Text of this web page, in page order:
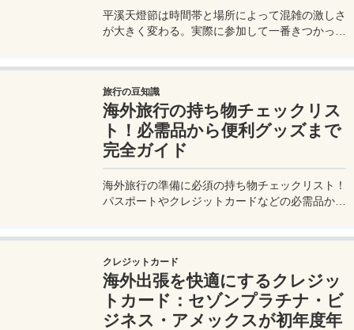
平溪天燈節は時間帯と場所によって混雑の激しさ
が大きく変わる。実際に参加して一番きつかった
旅行の豆知識
海外旅行の持ち物チェックリス
ト！必需品から便利グッズまで
完全ガイド
海外旅行の準備に必須の持ち物チェックリスト！
パスポートやクレジットカードなどの必需品か
ャートリップで今すぐチェック！
クレジットカード
海外出張を快適にするクレジッ
トカード：セゾンプラチナ・ビ
ジネス・アメックスが初年度年